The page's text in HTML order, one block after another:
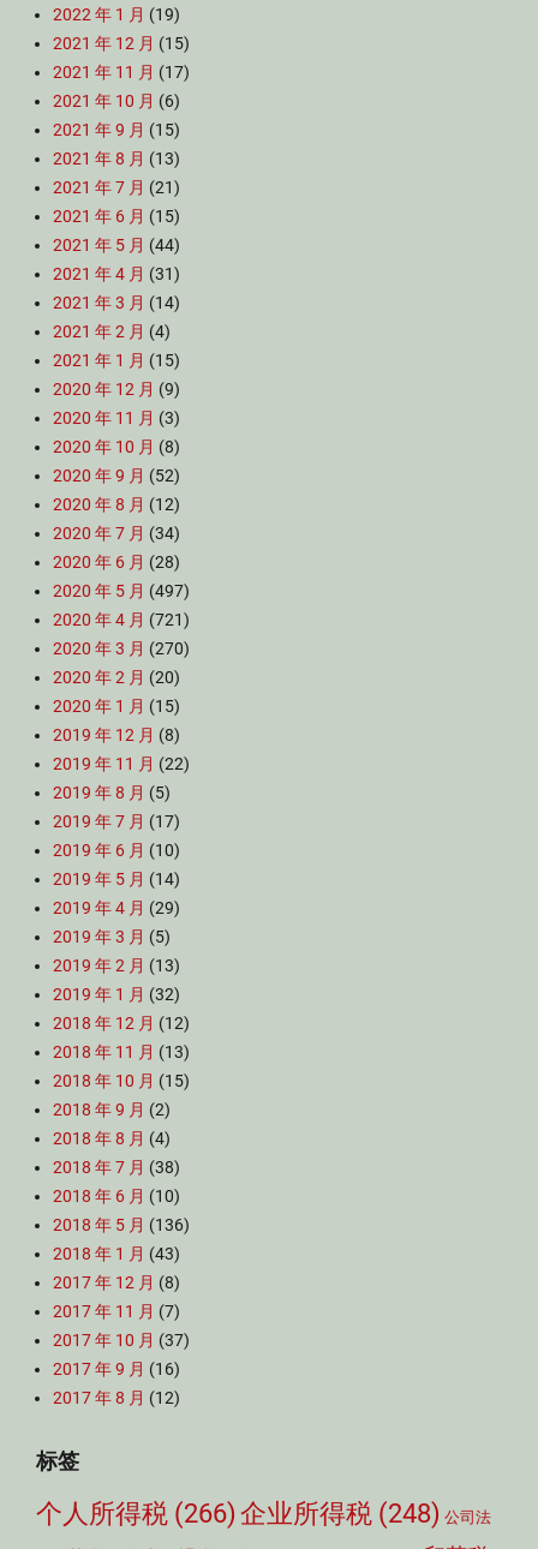
2022 年 1 月 (19)
2021 年 12 月 (15)
2021 年 11 月 (17)
2021 年 10 月 (6)
2021 年 9 月 (15)
2021 年 8 月 (13)
2021 年 7 月 (21)
2021 年 6 月 (15)
2021 年 5 月 (44)
2021 年 4 月 (31)
2021 年 3 月 (14)
2021 年 2 月 (4)
2021 年 1 月 (15)
2020 年 12 月 (9)
2020 年 11 月 (3)
2020 年 10 月 (8)
2020 年 9 月 (52)
2020 年 8 月 (12)
2020 年 7 月 (34)
2020 年 6 月 (28)
2020 年 5 月 (497)
2020 年 4 月 (721)
2020 年 3 月 (270)
2020 年 2 月 (20)
2020 年 1 月 (15)
2019 年 12 月 (8)
2019 年 11 月 (22)
2019 年 8 月 (5)
2019 年 7 月 (17)
2019 年 6 月 (10)
2019 年 5 月 (14)
2019 年 4 月 (29)
2019 年 3 月 (5)
2019 年 2 月 (13)
2019 年 1 月 (32)
2018 年 12 月 (12)
2018 年 11 月 (13)
2018 年 10 月 (15)
2018 年 9 月 (2)
2018 年 8 月 (4)
2018 年 7 月 (38)
2018 年 6 月 (10)
2018 年 5 月 (136)
2018 年 1 月 (43)
2017 年 12 月 (8)
2017 年 11 月 (7)
2017 年 10 月 (37)
2017 年 9 月 (16)
2017 年 8 月 (12)
标签
个人所得税 (266) 企业所得税 (248) 公司法